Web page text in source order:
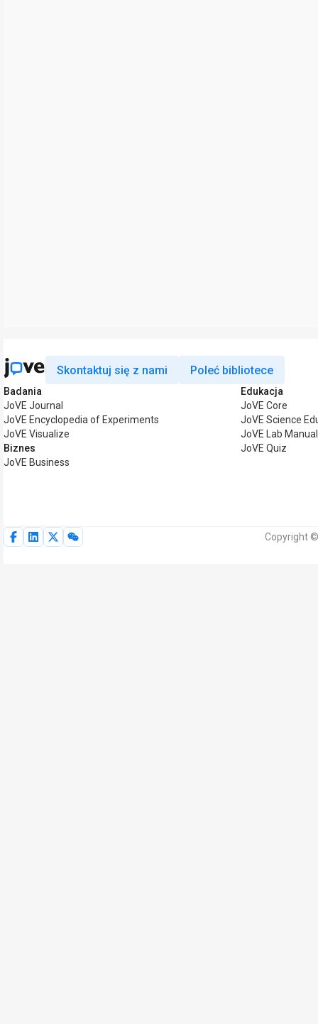
Skontaktuj się z nami Poleć bibliotece
Badania
JoVE Journal
JoVE Encyclopedia of Experiments
JoVE Visualize
Biznes
JoVE Business
Edukacja
JoVE Core
JoVE Science
JoVE Lab Manual
JoVE Quiz
Copyright